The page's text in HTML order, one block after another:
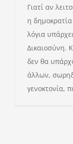
Γιατί αν
η
λόγια
Δικαιοσύνη.
δεν θα
άλλων,
γενοκτονία,